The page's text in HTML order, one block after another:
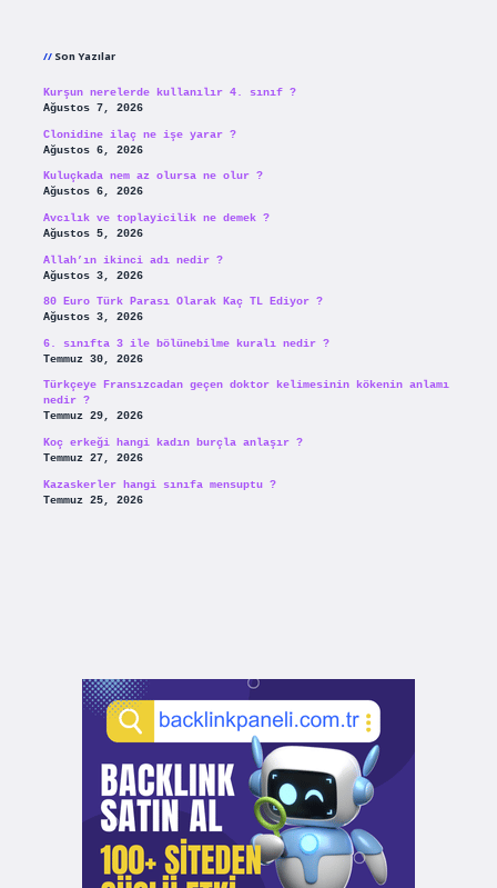
Son Yazılar
Kurşun nerelerde kullanılır 4. sınıf ?
Ağustos 7, 2026
Clonidine ilaç ne işe yarar ?
Ağustos 6, 2026
Kuluçkada nem az olursa ne olur ?
Ağustos 6, 2026
Avcılık ve toplayicilik ne demek ?
Ağustos 5, 2026
Allah’ın ikinci adı nedir ?
Ağustos 3, 2026
80 Euro Türk Parası Olarak Kaç TL Ediyor ?
Ağustos 3, 2026
6. sınıfta 3 ile bölünebilme kuralı nedir ?
Temmuz 30, 2026
Türkçeye Fransızcadan geçen doktor kelimesinin kökenin anlamı
nedir ?
Temmuz 29, 2026
Koç erkeği hangi kadın burçla anlaşır ?
Temmuz 27, 2026
Kazaskerler hangi sınıfa mensuptu ?
Temmuz 25, 2026